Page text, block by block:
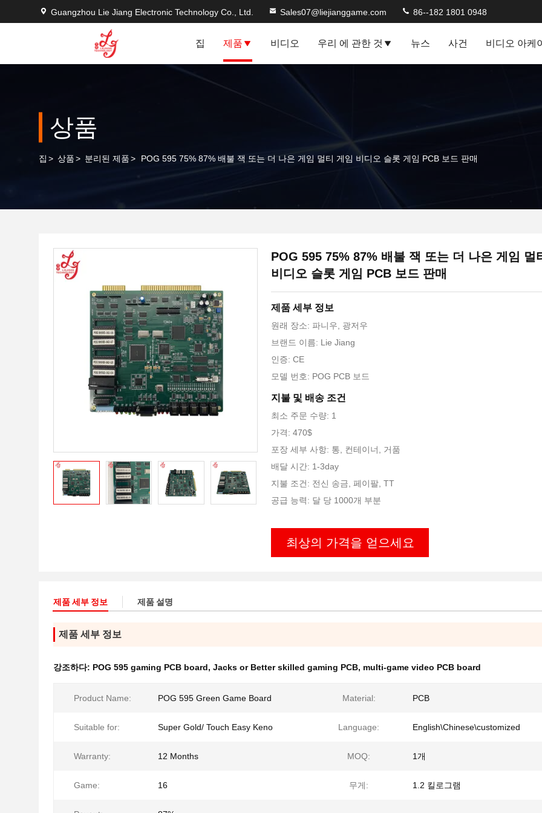
Guangzhou Lie Jiang Electronic Technology Co., Ltd. Sales07@liejianggame.com 86--182 1801 0948
집 제품 비디오 우리 에 관한 것 뉴스 사건 비디오 아케
상품
집 > 상품> 분리된 제품> POG 595 75% 87% 배불 잭 또는 더 나은 게임 멀티 게임 비디오 슬롯 게임 PCB 보드 판매
POG 595 75% 87% 배불 잭 또는 더 나은 게임 멀
비디오 슬롯 게임 PCB 보드 판매
제품 세부 정보
원래 장소: 파니우, 광저우
브랜드 이름: Lie Jiang
인증: CE
모델 번호: POG PCB 보드
지불 및 배송 조건
최소 주문 수량: 1
가격: 470$
포장 세부 사항: 통, 컨테이너, 거품
배달 시간: 1-3day
지불 조건: 전신 송금, 페이팔, TT
공급 능력: 달 당 1000개 부분
최상의 가격을 얻으세요
제품 세부 정보 제품 설명
제품 세부 정보
강조하다: POG 595 gaming PCB board, Jacks or Better skilled gaming PCB, multi-game video PCB board
Product Name: POG 595 Green Game Board Material: PCB
Suitable for: Super Gold/ Touch Easy Keno Language: English\Chinese\customized
Warranty: 12 Months MOQ: 1개
Game: 16 무게: 1.2 킬로그램